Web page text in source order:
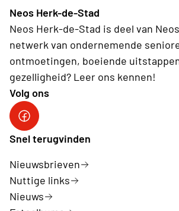
Neos Herk-de-Stad
Neos Herk-de-Stad is deel van
netwerk van ondernemende
ontmoetingen, boeiende
gezelligheid? Leer ons kennen!
Volg ons
Facebook Herk-de-Stad
Snel terugvinden
Nieuwsbrieven
Nuttige links
Nieuws